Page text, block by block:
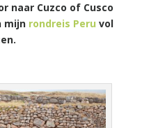
naar Cuzco of Cusco
mijn rondreis Peru vol